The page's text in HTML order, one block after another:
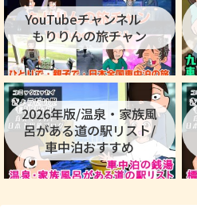
YouTubeチャンネル
もりりんの旅チャン
2026年版/温泉・家族風
呂がある道の駅リスト/
車中泊おすすめ